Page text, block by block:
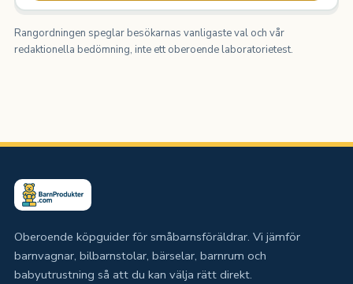
Rangordningen speglar besökarnas vanligaste val och vår
redaktionella bedömning, inte ett oberoende laboratorietest.
Oberoende köpguider för småbarnsföräldrar. Vi jämför
barnvagnar, bilbarnstolar, bärselar, barnrum och
babyutrustning så att du kan välja rätt direkt.